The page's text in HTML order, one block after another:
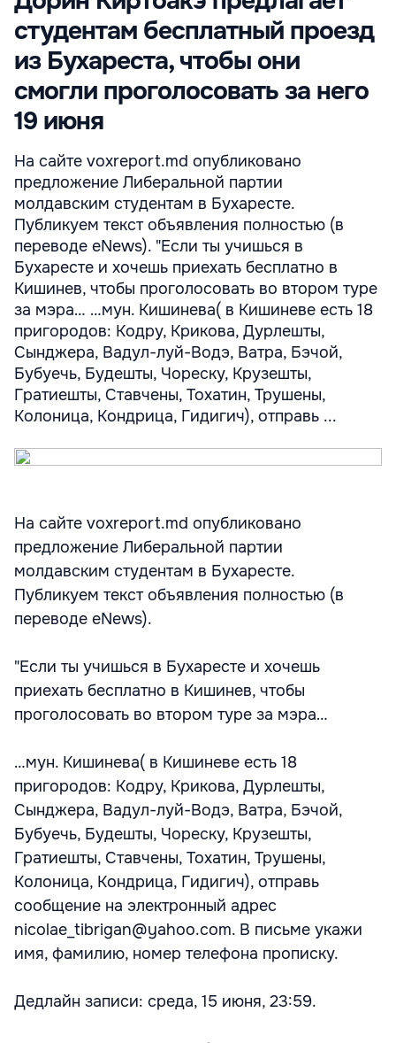
студентам бесплатный проезд
из Бухареста, чтобы они
смогли проголосовать за него
19 июня
На сайте voxreport.md опубликовано
предложение Либеральной партии
молдавским студентам в Бухаресте.
Публикуем текст объявления полностью (в
переводе eNews). "Если ты учишься в
Бухаресте и хочешь приехать бесплатно в
Кишинев, чтобы проголосовать во втором туре
за мэра… …мун. Кишинева( в Кишиневе есть 18
пригородов: Кодру, Крикова, Дурлешты,
Сынджера, Вадул-луй-Водэ, Ватра, Бэчой,
Бубуечь, Будешты, Чореску, Крузешты,
Гратиешты, Ставчены, Тохатин, Трушены,
Колоница, Кондрица, Гидигич), отправь ...
На сайте voxreport.md опубликовано
предложение Либеральной партии
молдавским студентам в Бухаресте.
Публикуем текст объявления полностью (в
переводе eNews).
"Если ты учишься в Бухаресте и хочешь
приехать бесплатно в Кишинев, чтобы
проголосовать во втором туре за мэра…
…мун. Кишинева( в Кишиневе есть 18
пригородов: Кодру, Крикова, Дурлешты,
Сынджера, Вадул-луй-Водэ, Ватра, Бэчой,
Бубуечь, Будешты, Чореску, Крузешты,
Гратиешты, Ставчены, Тохатин, Трушены,
Колоница, Кондрица, Гидигич), отправь
сообщение на электронный адрес
nicolae_tibrigan@yahoo.com. В письме укажи
имя, фамилию, номер телефона прописку.
Дедлайн записи: среда, 15 июня, 23:59.